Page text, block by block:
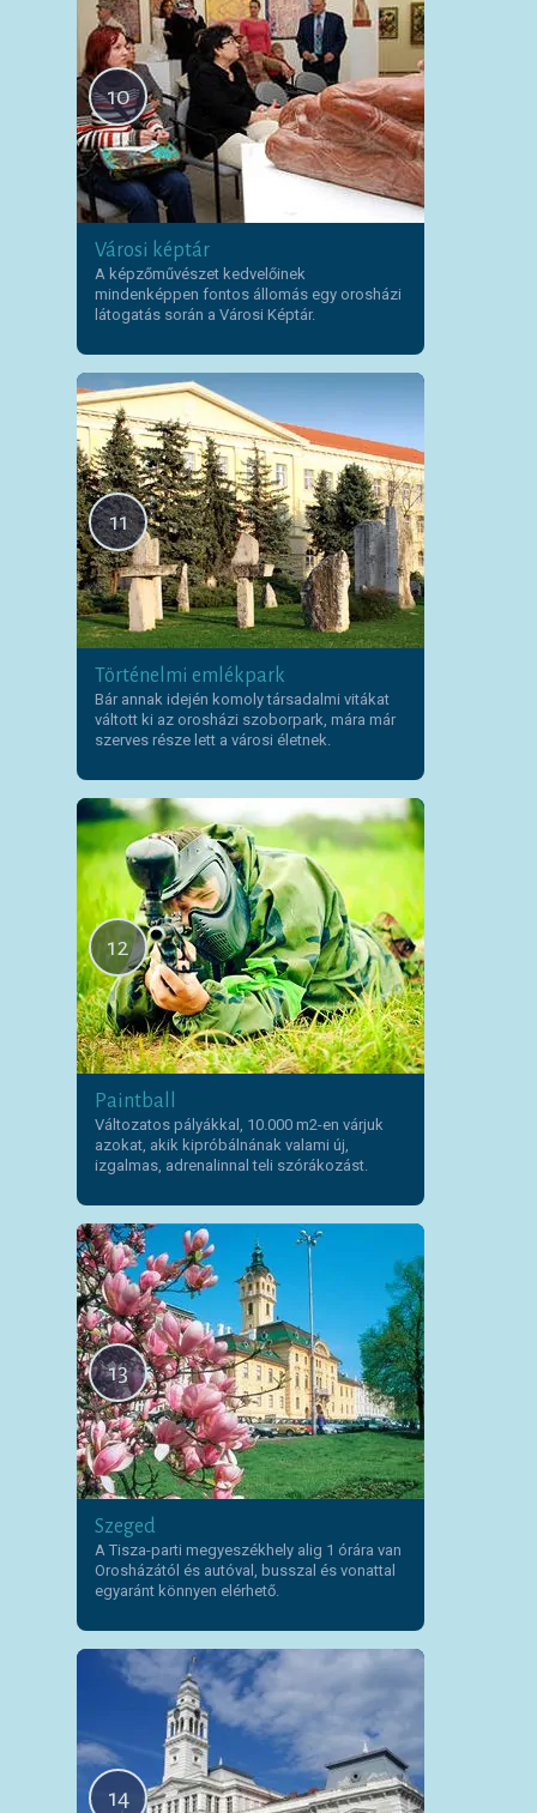
10
Városi képtár
A képzőművészet kedvelőinek
mindenképpen fontos állomás egy orosházi
látogatás során a Városi Képtár.
11
Történelmi emlékpark
Bár annak idején komoly társadalmi vitákat
váltott ki az orosházi szoborpark, mára már
szerves része lett a városi életnek.
12
Paintball
Változatos pályákkal, 10.000 m2-en várjuk
azokat, akik kipróbálnának valami új,
izgalmas, adrenalinnal teli szórákozást.
13
Szeged
A Tisza-parti megyeszékhely alig 1 órára van
Orosházától és autóval, busszal és vonattal
egyaránt könnyen elérhető.
14